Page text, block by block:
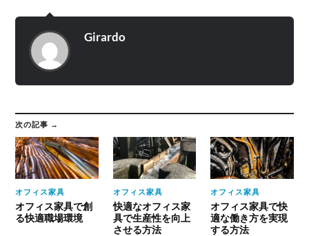
Girardo
次の記事 →
オフィス家具
オフィス家具で創
る快適職場環境
オフィス家具
快適なオフィス家
具で生産性を向上
させる方法
オフィス家具
オフィス家具で快
適な働き方を実現
する方法